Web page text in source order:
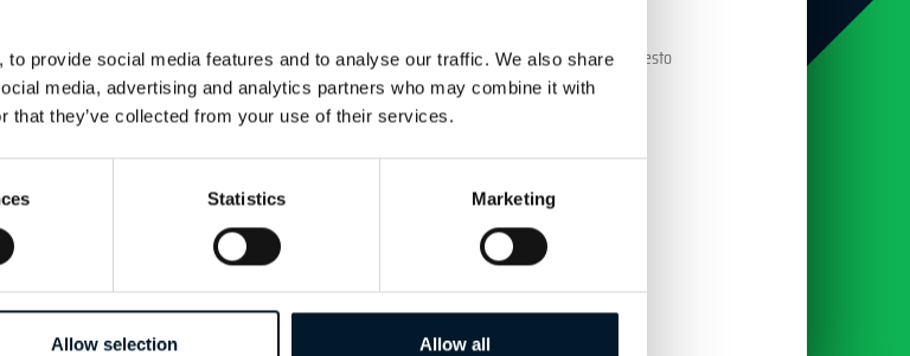
provide social media features and to analyse our traffic. We also share
media, advertising and analytics partners who may combine it with
that they’ve collected from your use of their services.
Statistics Marketing
Allow selection Allow all
( ailerons) controllano il movimento di rollio attorno all'asse longitudinale (longitudinal axis). Questo
è chiamato rollio (rolling).
per continuare a leggere